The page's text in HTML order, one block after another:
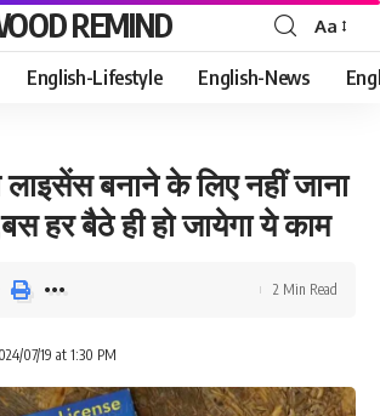
REMIND
Font
Resizer
Aa
English-Lifestyle English-News
लाइसेंस बनाने के लिए नहीं जाना
हर बैठे ही हो जायेगा ये काम
07/19 at 1:30 PM
2 Min Read